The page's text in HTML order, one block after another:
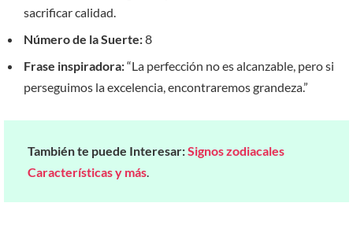
sacrificar calidad.
Número de la Suerte:8
Frase inspiradora:“La perfección no es alcanzable, pero si
perseguimos la excelencia, encontraremos grandeza.”
También te puede Interesar:Signos zodiacales
Características y más.